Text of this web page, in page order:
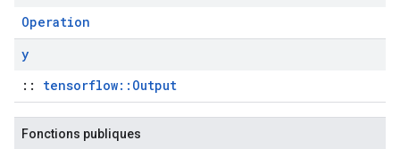
Operation
y
:: tensorflow::Output
Fonctions publiques